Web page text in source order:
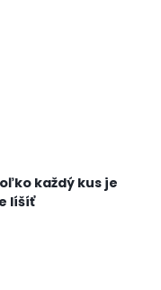
každý kus je
líšíť